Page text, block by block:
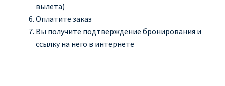
вылета)
Оплатите заказ
Вы получите подтверждение бронирования и
ссылку на него в интернете